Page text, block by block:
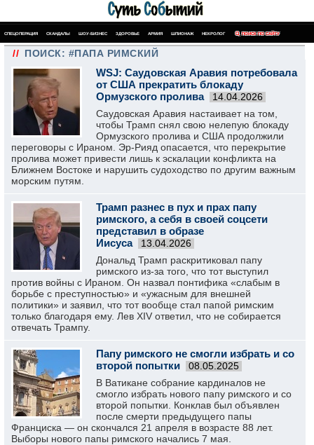
СПЕЦОПЕРАЦИЯ СКАНДАЛЫ ШОУ-БИЗНЕС ЗДОРОВЬЕ АРМИЯ ШПИОНАЖ НЕКРОЛОГ ПОИСК ПО САЙТУ
// ПОИСК: #ПАПА РИМСКИЙ
WSJ: Саудовская Аравия потребовала
от США прекратить блокаду
Ормузского пролива
14.04.2026
Саудовская Аравия настаивает на том,
чтобы Трамп снял свою нелепую блокаду
Ормузского пролива и США продолжили
переговоры с Ираном. Эр-Рияд опасается, что перекрытие
пролива может привести лишь к эскалации конфликта на
Ближнем Востоке и нарушить судоходство по другим важным
морским путям.
Трамп разнес в пух и прах папу
римского, а себя в своей соцсети
представил в образе
Иисуса
13.04.2026
Дональд Трамп раскритиковал папу
римского из-за того, что тот выступил
против войны с Ираном. Он назвал понтифика «слабым в
борьбе с преступностью» и «ужасным для внешней
политики» и заявил, что тот вообще стал папой римским
только благодаря ему. Лев XIV ответил, что не собирается
отвечать Трампу.
Папу римского не смогли избрать и со
второй попытки
08.05.2025
В Ватикане собрание кардиналов не
смогло избрать нового папу римского и со
второй попытки. Конклав был объявлен
после смерти предыдущего папы
Франциска — он скончался 21 апреля в возрасте 88 лет.
Выборы нового папы римского начались 7 мая.